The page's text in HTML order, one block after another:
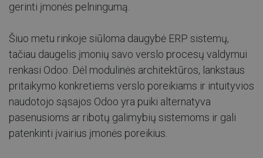
gerinti įmonės pelningumą.
Šiuo metu rinkoje siūloma daugybė ERP sistemų,
tačiau daugelis įmonių savo verslo procesų valdymui
renkasi Odoo. Dėl modulinės architektūros, lankstaus
pritaikymo konkretiems verslo poreikiams ir intuityvios
naudotojo sąsajos Odoo yra puiki alternatyva
pasenusioms ar ribotų galimybių sistemoms ir gali
patenkinti įvairius įmonės poreikius.